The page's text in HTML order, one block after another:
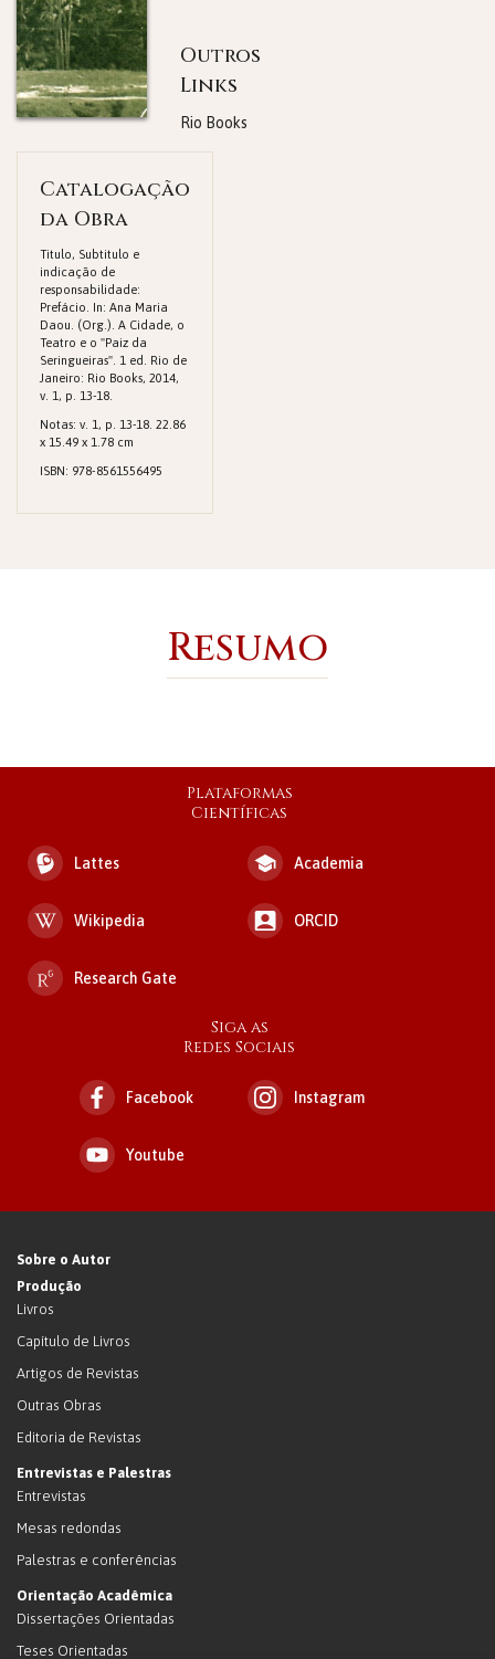
Outros
Links
Rio Books
Catalogação
da Obra
Titulo, Subtitulo e
indicação de
responsabilidade:
Prefácio. In: Ana Maria
Daou. (Org.). A Cidade, o
Teatro e o "Paiz da
Seringueiras". 1 ed. Rio de
Janeiro: Rio Books, 2014,
v. 1, p. 13-18.
Notas: v. 1, p. 13-18. 22.86
x 15.49 x 1.78 cm
ISBN: 978-8561556495
Resumo
Plataformas
Científicas
Lattes Academia
Wikipedia ORCID
Research Gate
Siga as
Redes Sociais
Facebook Instagram
Youtube
Sobre o Autor
Produção
Livros
Capítulo de Livros
Artigos de Revistas
Outras Obras
Editoria de Revistas
Entrevistas e Palestras
Entrevistas
Mesas redondas
Palestras e conferências
Orientação Acadêmica
Dissertações Orientadas
Teses Orientadas